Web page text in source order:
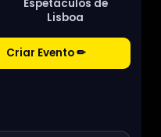
Espetáculos de
Lisboa
Criar Evento ✏